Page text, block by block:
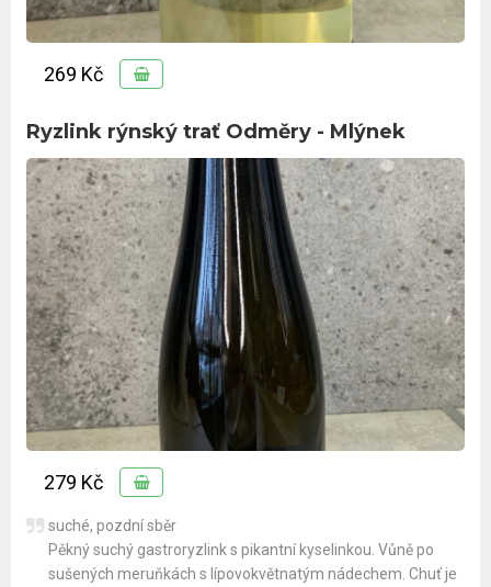
269 Kč
Ryzlink rýnský trať Odměry - Mlýnek
279 Kč
suché, pozdní sběr
Pěkný suchý gastroryzlink s pikantní kyselinkou. Vůně po
sušených meruňkách s lípovokvětnatým nádechem. Chuť je